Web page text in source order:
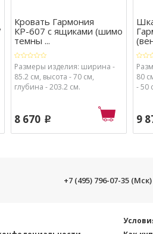
Кровать Гармония
КР-607 с ящиками (шимо
темны ...
Размеры изделия: ширина -
85.2 см, высота - 70 см,
глубина - 203.2 см.
8 670 p
80
- 50
9
+7 (495) 796-07-35 (Мск)